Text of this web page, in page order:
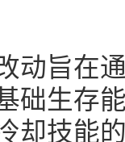
动旨在
础生存
却技能